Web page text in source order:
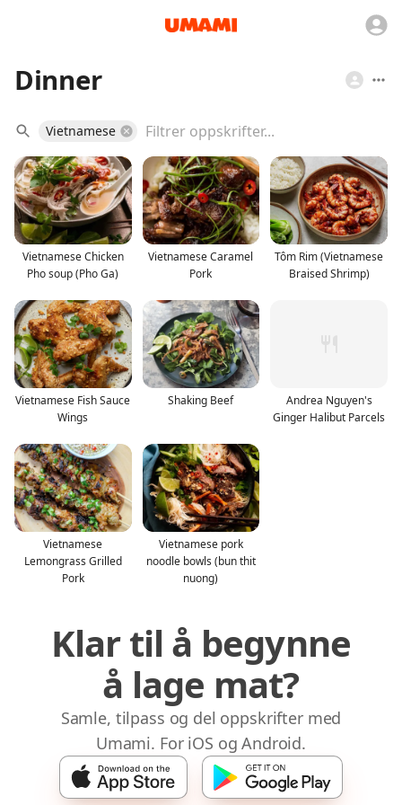
Dinner
Vietnamese
Vietnamese Chicken
Pho soup (Pho Ga)
Vietnamese Caramel
Pork
Tôm Rim (Vietnamese
Braised Shrimp)
Vietnamese Fish Sauce
Wings
Shaking Beef
Andrea Nguyen's
Ginger Halibut Parcels
Vietnamese
Lemongrass Grilled
Pork
Vietnamese pork
noodle bowls (bun thit
nuong)
Klar til å begynne
å lage mat?
Samle, tilpass og del oppskrifter med
Umami. For iOS og Android.